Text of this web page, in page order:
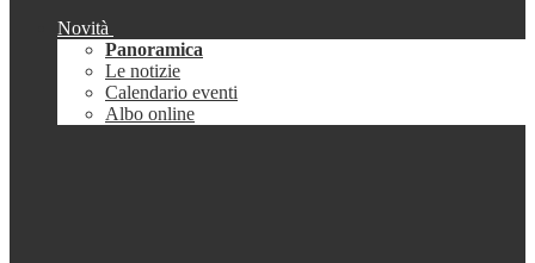
Novità
Panoramica
Le notizie
Calendario eventi
Albo online